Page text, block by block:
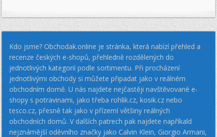
Kdo jsme? Obchodak.online je stránka, která nabízí přehled a
recenze českých e-shopů, přehledně rozdělených do
jednotlivých kategorií podle sortimentu. Při procházení
jednotlivými obchody si můžete připadat jako v reálném
obchodním domě. U nás najdete nejčastěji navštěvované e-
shopy s potravinami, jako třeba rohlik.cz, kosik.cz nebo
tesco.cz, přesně tak jako v přízemí většiny reálných
obchodních domů. V dalších patrech pak najdete napříkald
nejznámější oděvního značky jako Calvin Klein, Giorgio Armani,